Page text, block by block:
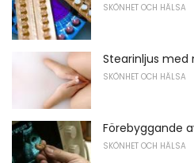
SKÖNHET OCH HÄLSA
Stearinljus
SKÖNHET OCH HÄLSA
Förebyggande
SKÖNHET OCH HÄLSA